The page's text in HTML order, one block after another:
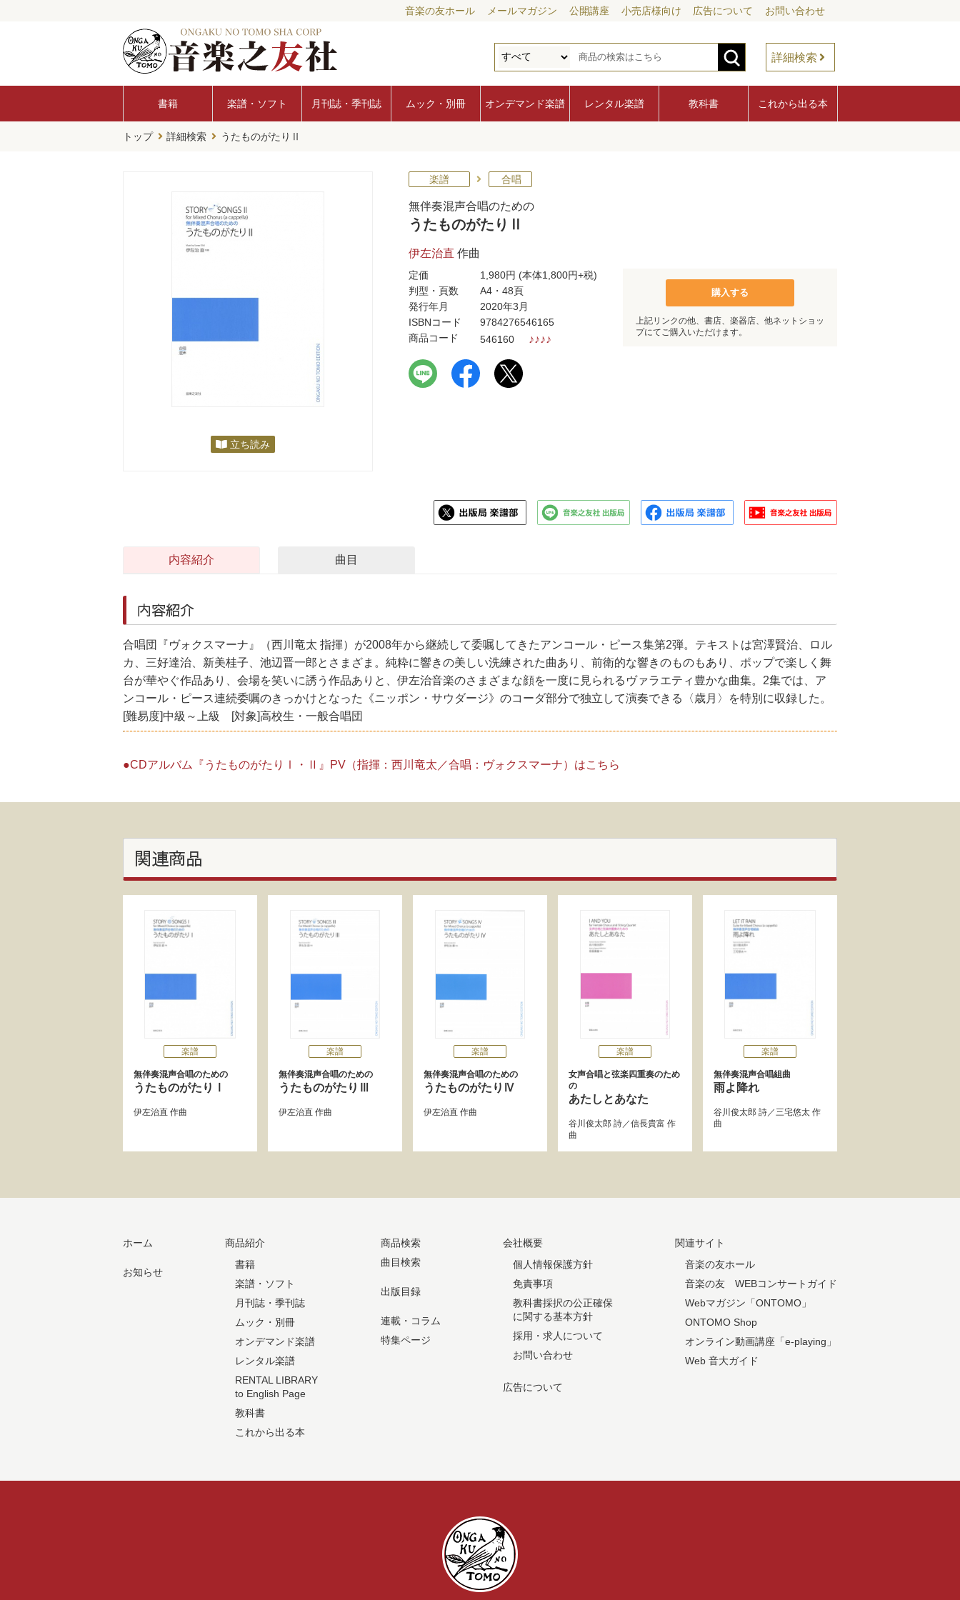
音楽の友ホール メールマガジン 公開講座 小売店様向け 広告について お問い合わせ
詳細検索
書籍 楽譜・ソフト 月刊誌・季刊誌 ムック・別冊 オンデマンド楽譜 レンタル楽譜 教科書 これから出る本
トップ 詳細検索 うたものがたりⅡ
立ち読み
楽譜 合唱
無伴奏混声合唱のための
うたものがたりⅡ
伊左治直 作曲
定価 1,980円 (本体1,800円+税)
判型・頁数
A4・48頁
発行年月
2020年3月
ISBNコード
9784276546165
商品コード
546160 ♪♪♪♪
購入する
上記リンクの他、書店、楽器店、他ネットショッ
プにてご購入いただけます。
内容紹介 曲目
内容紹介
合唱団『ヴォクスマーナ』（西川竜太 指揮）が2008年から継続して委嘱してきたアンコール・ピース集第2弾。テキストは宮澤賢治、ロル
カ、三好達治、新美桂子、池辺晋一郎とさまざま。純粋に響きの美しい洗練された曲あり、前衛的な響きのものもあり、ポップで楽しく舞
台が華やぐ作品あり、会場を笑いに誘う作品ありと、伊左治音楽のさまざまな顔を一度に見られるヴァラエティ豊かな曲集。2集では、ア
ンコール・ピース連続委嘱のきっかけとなった《ニッポン・サウダージ》のコーダ部分で独立して演奏できる〈歳月〉を特別に収録した。
[難易度]中級～上級 [対象]高校生・一般合唱団
●CDアルバム『うたものがたりⅠ・Ⅱ』PV（指揮：西川竜太／合唱：ヴォクスマーナ）はこちら
関連商品
楽譜
無伴奏混声合唱のための
うたものがたりⅠ
伊左治直 作曲
楽譜
無伴奏混声合唱のための
うたものがたりⅢ
伊左治直 作曲
楽譜
無伴奏混声合唱のための
うたものがたりⅣ
伊左治直 作曲
楽譜
女声合唱と弦楽四重奏のため
の
あたしとあなた
谷川俊太郎 詩／信長貴富 作
曲
楽譜
無伴奏混声合唱組曲
雨よ降れ
谷川俊太郎 詩／三宅悠太 作
曲
ホーム
お知らせ
商品紹介
書籍
楽譜・ソフト
月刊誌・季刊誌
ムック・別冊
オンデマンド楽譜
レンタル楽譜
RENTAL LIBRARY
to English Page
教科書
これから出る本
商品検索
曲目検索
出版目録
連載・コラム
特集ページ
会社概要
個人情報保護方針
免責事項
教科書採択の公正確保
に関する基本方針
採用・求人について
お問い合わせ
広告について
関連サイト
音楽の友ホール
音楽の友 WEBコンサートガイド
Webマガジン「ONTOMO」
ONTOMO Shop
オンライン動画講座「e-playing」
Web 音大ガイド